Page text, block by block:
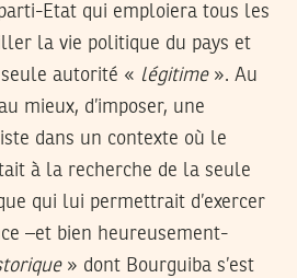
Etat qui emploiera tous les
la vie politique du pays et
autorité « légitime». Au
mieux, d’imposer, une
dans un contexte où le
à la recherche de la seule
qui lui permettrait d’exercer
–et bien heureusement-
» dont Bourguiba s’est